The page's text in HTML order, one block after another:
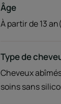
Âge
À partir de 13
Type de
Cheveux
soins sans